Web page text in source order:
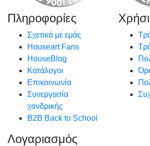
Πληροφορίες
Σχετικά με εμάς
Houseart Fans
HouseBlog
Κατάλογοι
Επικοινωνία
Συνεργασία
χονδρικής
B2B Back to School
Λογαριασμός